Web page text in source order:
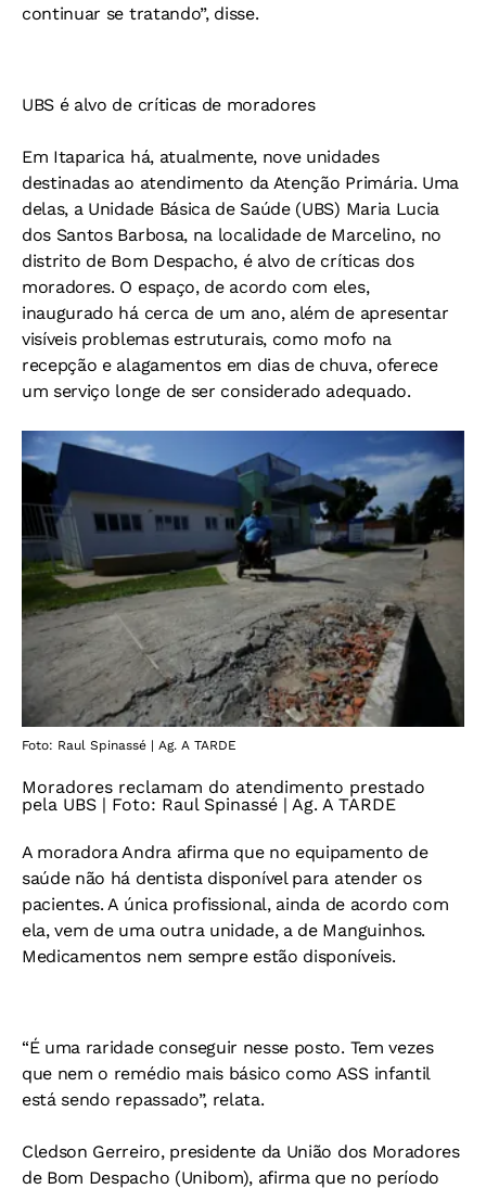
continuar se tratando”, disse.
UBS é alvo de críticas de moradores
Em Itaparica há, atualmente, nove unidades
destinadas ao atendimento da Atenção Primária. Uma
delas, a Unidade Básica de Saúde (UBS) Maria Lucia
dos Santos Barbosa, na localidade de Marcelino, no
distrito de Bom Despacho, é alvo de críticas dos
moradores. O espaço, de acordo com eles,
inaugurado há cerca de um ano, além de apresentar
visíveis problemas estruturais, como mofo na
recepção e alagamentos em dias de chuva, oferece
um serviço longe de ser considerado adequado.
Foto: Raul Spinassé | Ag. A TARDE
Moradores reclamam do atendimento prestado
pela UBS | Foto: Raul Spinassé | Ag. A TARDE
A moradora Andra afirma que no equipamento de
saúde não há dentista disponível para atender os
pacientes. A única profissional, ainda de acordo com
ela, vem de uma outra unidade, a de Manguinhos.
Medicamentos nem sempre estão disponíveis.
“É uma raridade conseguir nesse posto. Tem vezes
que nem o remédio mais básico como ASS infantil
está sendo repassado”, relata.
Cledson Gerreiro, presidente da União dos Moradores
de Bom Despacho (Unibom), afirma que no período